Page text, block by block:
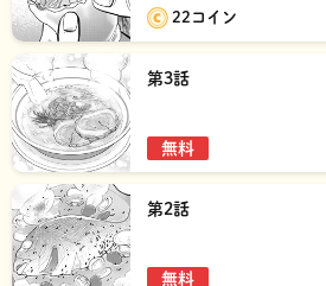
22コイン
第3話
無料
第2話
無料